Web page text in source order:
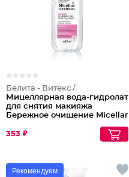
Белита - Витекс /
Мицеллярная вода-гидролат
для снятия макияжа
Бережное очищение Micellar
353 ₽
Рекомендуем